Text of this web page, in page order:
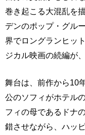
巻き起こる大混乱を
デンのポップ・グル
界でロングランヒッ
ジカル映画の続編が
舞台は、前作から10
公のソフィがホテル
フィの母であるドナ
錯させながら、ハッ